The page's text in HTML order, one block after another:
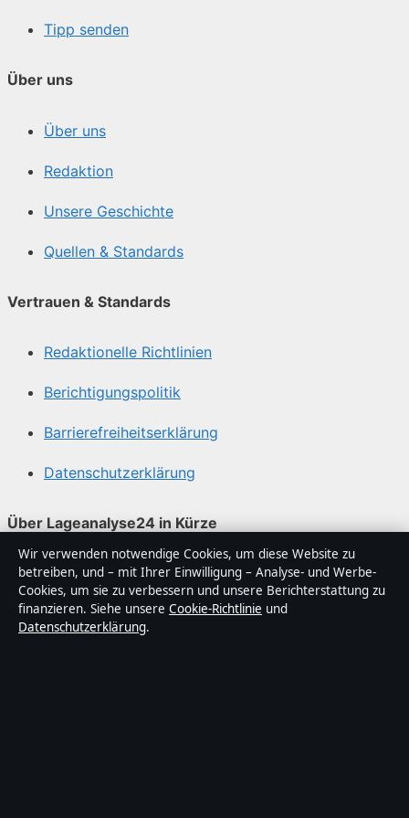
Tipp senden
Über uns
Über uns
Redaktion
Unsere Geschichte
Quellen & Standards
Vertrauen & Standards
Redaktionelle Richtlinien
Berichtigungspolitik
Barrierefreiheitserklärung
Datenschutzerklärung
Über Lageanalyse24 in Kürze
Lageanalyse24 ist ein unabhängiger digitaler
Nachrichtenanbieter mit Fokus auf Politik, Wirtschaft,
Technik und Gesellschaft in Deutschland. Jeder Artikel
trägt eine Byline, wird von einem Redakteur geprüft und
Wir verwenden notwendige Cookies, um diese Website zu
betreiben, und – mit Ihrer Einwilligung – Analyse- und Werbe-
Cookies, um sie zu verbessern und unsere Berichterstattung zu
finanzieren. Siehe unsere Cookie-Richtlinie und
Datenschutzerklärung.